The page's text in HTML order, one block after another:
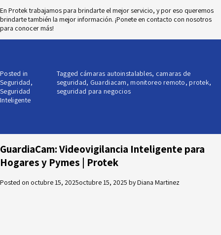
En Protek trabajamos para brindarte el mejor servicio, y por eso queremos
brindarte también la mejor información. ¡Ponete en contacto con nosotros
para conocer más!
Posted in
Seguridad,
Seguridad
Inteligente
Tagged cámaras autoinstalables, camaras de
seguridad, Guardiacam,monitoreo remoto,protek,
seguridad para negocios
GuardiaCam: Videovigilancia Inteligente para
Hogares y Pymes | Protek
Posted on octubre 15, 2025octubre 15, 2025 byDiana Martinez